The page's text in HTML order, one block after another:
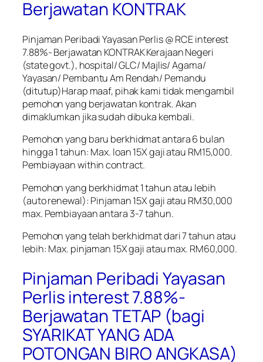
Berjawatan KONTRAK
Pinjaman Peribadi Yayasan Perlis @ RCE interest
7.88%- Berjawatan KONTRAK Kerajaan Negeri
(state govt.), hospital/ GLC/ Majlis/ Agama/
Yayasan/ Pembantu Am Rendah/ Pemandu
(ditutup)Harap maaf, pihak kami tidak mengambil
pemohon yang berjawatan kontrak. Akan
dimaklumkan jika sudah dibuka kembali.
Pemohon yang baru berkhidmat antara 6 bulan
hingga 1 tahun: Max. loan 15X gaji atau RM15,000.
Pembiayaan within contract.
Pemohon yang berkhidmat 1 tahun atau lebih
(auto renewal): Pinjaman 15X gaji atau RM30,000
max. Pembiayaan antara 3-7 tahun.
Pemohon yang telah berkhidmat dari 7 tahun atau
lebih: Max. pinjaman 15X gaji atau max. RM60,000.
Pinjaman Peribadi Yayasan
Perlis interest 7.88%-
Berjawatan TETAP (bagi
SYARIKAT YANG ADA
POTONGAN BIRO ANGKASA)